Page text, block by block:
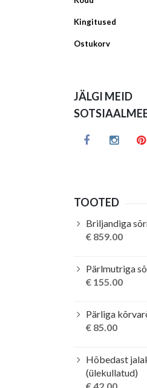
Kingitused
Ostukorv
JÄLGI MEID
TOOTED
Briljandiga
€ 859.00
Pärlmutriga
€ 155.00
Pärliga
€ 85.00
Hõbedast
(ülekullatud)